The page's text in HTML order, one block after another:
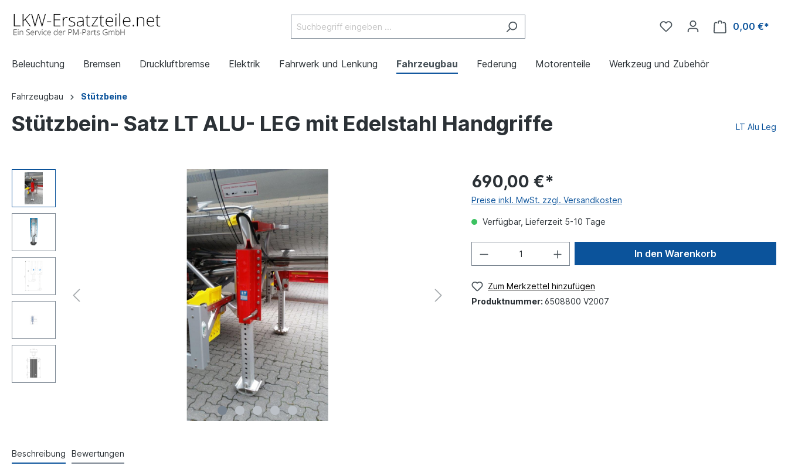
0,00 €*
Beleuchtung Bremsen Druckluftbremse Elektrik Fahrwerk und Lenkung Fahrzeugbau Federung Motorenteile Werkzeug und Zubehör
Fahrzeugbau Stützbeine
Stützbein- Satz LT ALU- LEG mit Edelstahl Handgriffe LT Alu Leg
690,00 €*
Preise inkl. MwSt. zzgl. Versandkosten
Verfügbar, Lieferzeit 5-10 Tage
In den Warenkorb
Zum Merkzettel hinzufügen
Produktnummer: 6508800 V2007
Beschreibung Bewertungen